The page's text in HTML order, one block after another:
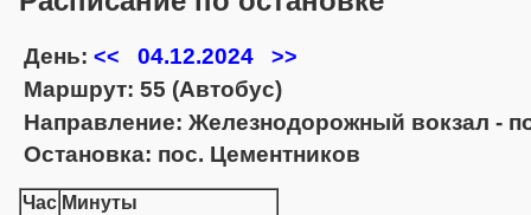
День: << 04.12.2024 >>
Маршрут: 55 (Автобус)
Направление: Железнодорожный вокзал -
Остановка: пос. Цементников
Час Минуты